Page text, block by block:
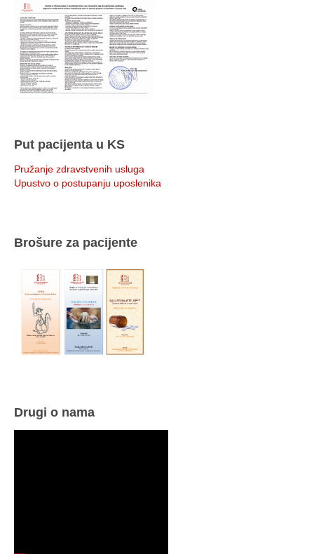
Put pacijenta u KS
Pružanje zdravstvenih usluga
Upustvo o postupanju uposlenika
Brošure za pacijente
Drugi o nama